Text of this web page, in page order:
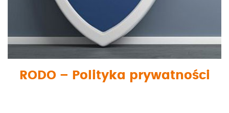
RODO – Polityka prywatności